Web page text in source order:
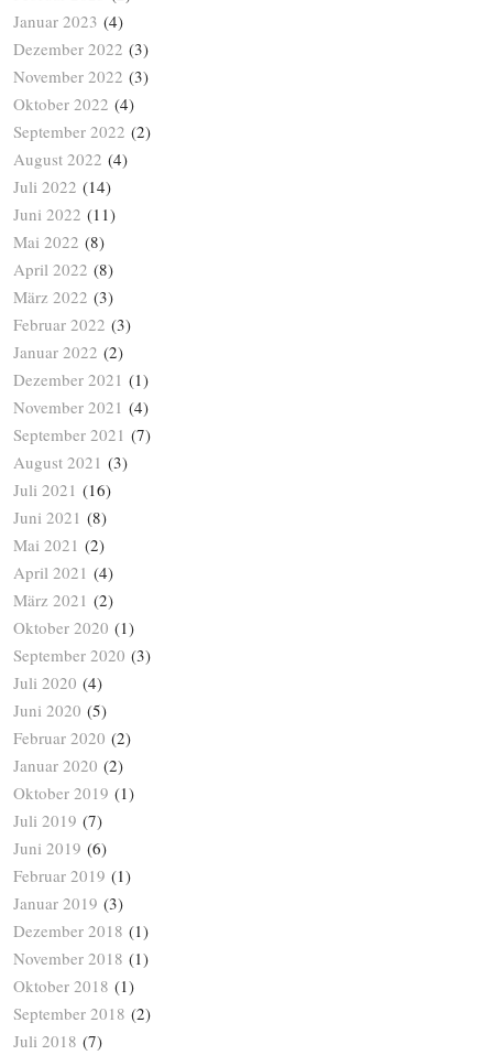
Januar 2023 (4)
Dezember 2022 (3)
November 2022 (3)
Oktober 2022 (4)
September 2022 (2)
August 2022 (4)
Juli 2022 (14)
Juni 2022 (11)
Mai 2022 (8)
April 2022 (8)
März 2022 (3)
Februar 2022 (3)
Januar 2022 (2)
Dezember 2021 (1)
November 2021 (4)
September 2021 (7)
August 2021 (3)
Juli 2021 (16)
Juni 2021 (8)
Mai 2021 (2)
April 2021 (4)
März 2021 (2)
Oktober 2020 (1)
September 2020 (3)
Juli 2020 (4)
Juni 2020 (5)
Februar 2020 (2)
Januar 2020 (2)
Oktober 2019 (1)
Juli 2019 (7)
Juni 2019 (6)
Februar 2019 (1)
Januar 2019 (3)
Dezember 2018 (1)
November 2018 (1)
Oktober 2018 (1)
September 2018 (2)
Juli 2018 (7)